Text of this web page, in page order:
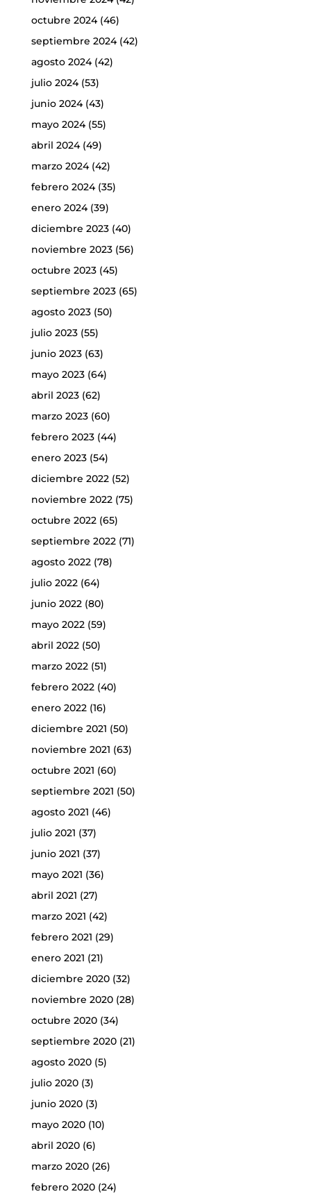
octubre 2024(46)
septiembre 2024(42)
agosto 2024(42)
julio 2024(53)
junio 2024(43)
mayo 2024(55)
abril 2024(49)
marzo 2024(42)
febrero 2024(35)
enero 2024(39)
diciembre 2023(40)
noviembre 2023(56)
octubre 2023(45)
septiembre 2023(65)
agosto 2023(50)
julio 2023(55)
junio 2023(63)
mayo 2023(64)
abril 2023(62)
marzo 2023(60)
febrero 2023(44)
enero 2023(54)
diciembre 2022(52)
noviembre 2022(75)
octubre 2022(65)
septiembre 2022(71)
agosto 2022(78)
julio 2022(64)
junio 2022(80)
mayo 2022(59)
abril 2022(50)
marzo 2022(51)
febrero 2022(40)
enero 2022(16)
diciembre 2021 (50)
noviembre 2021 (63)
octubre 2021 (60)
septiembre 2021 (50)
agosto 2021 (46)
julio 2021 (37)
junio 2021 (37)
mayo 2021 (36)
abril 2021 (27)
marzo 2021 (42)
febrero 2021 (29)
enero 2021 (21)
diciembre 2020(32)
noviembre 2020(28)
octubre 2020(34)
septiembre 2020(21)
agosto 2020(5)
julio 2020(3)
junio 2020(3)
mayo 2020(10)
abril 2020(6)
marzo 2020(26)
febrero 2020(24)